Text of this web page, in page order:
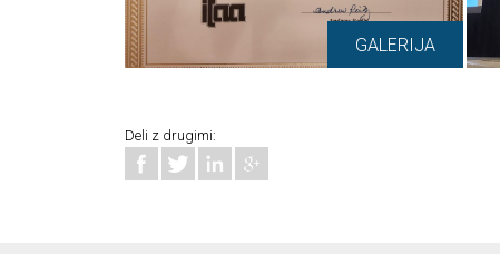
GALERIJA
Deli z drugimi: